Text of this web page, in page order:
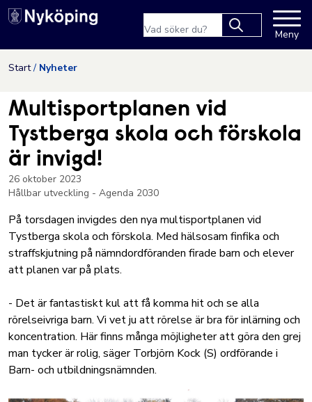
Nyköpings kommuns
Meny
Start Nyheter
Multisportplanen vid
Tystberga skola och förskola
är invigd!
26 oktober 2023
Hållbar utveckling - Agenda 2030
På torsdagen invigdes den nya multisportplanen vid
Tystberga skola och förskola. Med hälsosam finfika och
straffskjutning på nämndordföranden firade barn och elever
att planen var på plats.
- Det är fantastiskt kul att få komma hit och se alla
rörelseivriga barn. Vi vet ju att rörelse är bra för inlärning och
koncentration. Här finns många möjligheter att göra den grej
man tycker är rolig, säger Torbjörn Kock (S) ordförande i
Barn- och utbildningsnämnden.